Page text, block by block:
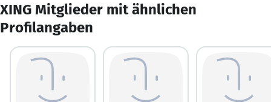
XING Mitglieder mit ähnlichen
Profilangaben